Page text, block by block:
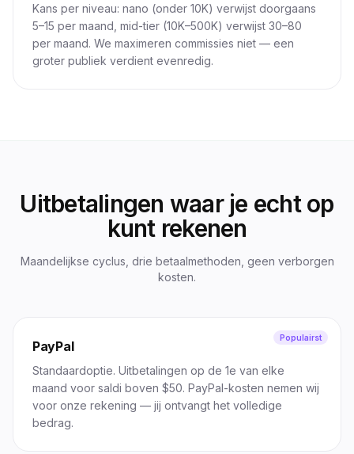
Kans per niveau: nano (onder 10K) verwijst doorgaans
5–15 per maand, mid-tier (10K–500K) verwijst 30–80
per maand. We maximeren commissies niet — een
groter publiek verdient evenredig.
Uitbetalingen waar je echt op
kunt rekenen
Maandelijkse cyclus, drie betaalmethoden, geen verborgen
kosten.
Populairst
PayPal
Standaardoptie. Uitbetalingen op de 1e van elke
maand voor saldi boven $50. PayPal-kosten nemen wij
voor onze rekening — jij ontvangt het volledige
bedrag.